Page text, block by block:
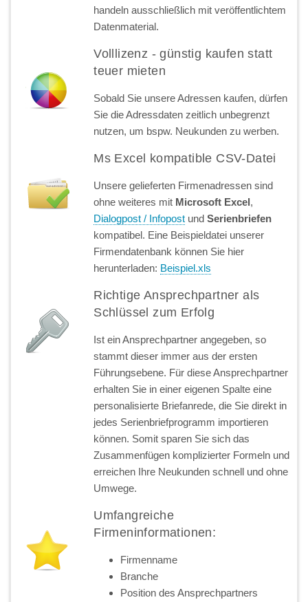
handeln ausschließlich mit veröffentlichtem
Datenmaterial.
Volllizenz - günstig kaufen statt
teuer mieten
Sobald Sie unsere Adressen kaufen, dürfen
Sie die Adressdaten zeitlich unbegrenzt
nutzen, um bspw. Neukunden zu werben.
Ms Excel kompatible CSV-Datei
Unsere gelieferten Firmenadressen sind
ohne weiteres mit Microsoft Excel,
Dialogpost / Infopost undSerienbriefen
kompatibel. Eine Beispieldatei unserer
Firmendatenbank können Sie hier
herunterladen: Beispiel.xls
Richtige Ansprechpartner als
Schlüssel zum Erfolg
Ist ein Ansprechpartner angegeben, so
stammt dieser immer aus der ersten
Führungsebene. Für diese Ansprechpartner
erhalten Sie in einer eigenen Spalte eine
personalisierte Briefanrede, die Sie direkt in
jedes Serienbriefprogramm importieren
können. Somit sparen Sie sich das
Zusammenfügen komplizierter Formeln und
erreichen Ihre Neukunden schnell und ohne
Umwege.
Umfangreiche
Firmeninformationen:
Firmenname
Branche
Position des Ansprechpartners